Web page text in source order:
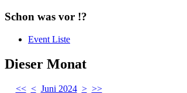
Schon was vor !?
Event Liste
Dieser Monat
<< < Juni 2024 > >>